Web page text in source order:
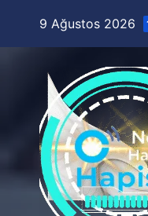
9 Ağustos 2026